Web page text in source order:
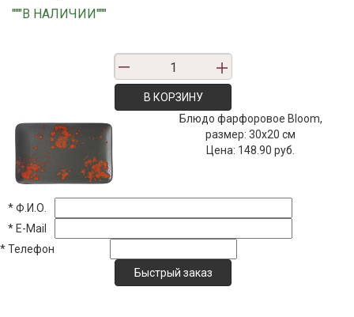
"""В НАЛИЧИИ"""
В КОРЗИНУ
Блюдо фарфоровое Bloom,
размер: 30х20 см
Цена: 148.90 руб.
*Ф.И.О.
* E-Mail
*Телефон